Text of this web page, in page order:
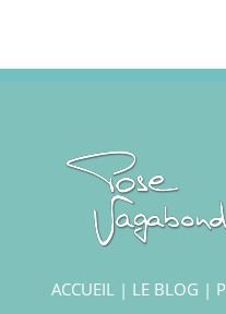
ACCUEIL LE BLOG